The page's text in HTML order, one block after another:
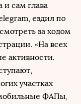
и сам глава
ездил по
за ходом
«На всех
активности.
участках
ФАПы,